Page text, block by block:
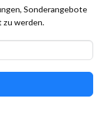
Sonderangebote
zu werden.